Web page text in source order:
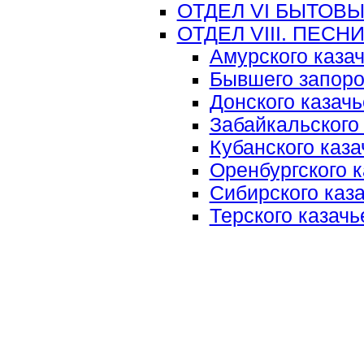
ОТДЕЛ VI
ОТДЕЛ VIII.
Амурского
Бывшего
Донского
Кубанского
Оренбургского
Сибирского
Терского